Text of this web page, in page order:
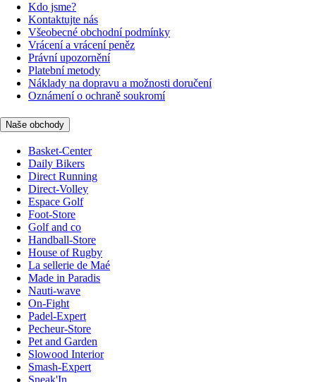
Kdo jsme?
Kontaktujte nás
Všeobecné obchodní podmínky
Vrácení a vrácení peněz
Právní upozornění
Platební metody
Náklady na dopravu a možnosti doručení
Oznámení o ochraně soukromí
Naše obchody
Basket-Center
Daily Bikers
Direct Running
Direct-Volley
Espace Golf
Foot-Store
Golf and co
Handball-Store
House of Rugby
La sellerie de Maé
Made in Paradis
Nauti-wave
On-Fight
Padel-Expert
Pecheur-Store
Pet and Garden
Slowood Interior
Smash-Expert